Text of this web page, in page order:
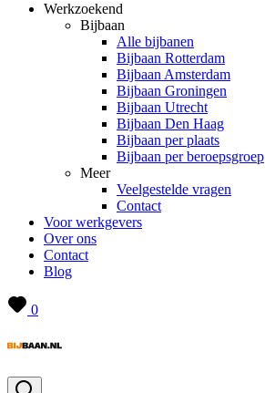
Werkzoekend
Bijbaan
Alle bijbanen
Bijbaan Rotterdam
Bijbaan Amsterdam
Bijbaan Groningen
Bijbaan Utrecht
Bijbaan Den Haag
Bijbaan per plaats
Bijbaan per beroepsgroep
Meer
Veelgestelde vragen
Contact
Voor werkgevers
Over ons
Contact
Blog
0